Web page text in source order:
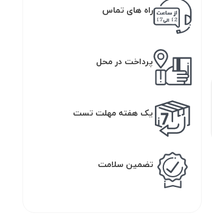
راه های تماس
پرداخت در محل
یک هفته مهلت تست
تضمین سلامت